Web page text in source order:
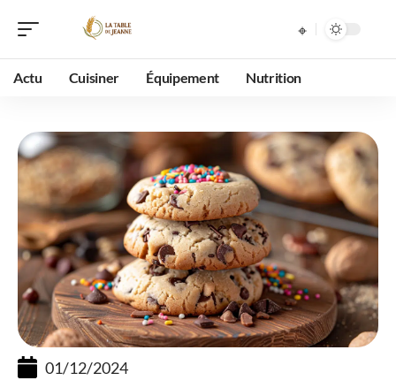
Actu Cuisiner Équipement Nutrition
01/12/2024